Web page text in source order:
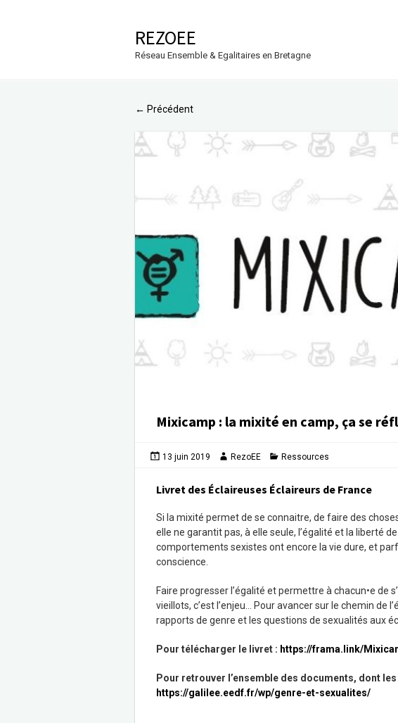
REZOEE
Réseau Ensemble & Egalitaires en Bretagne
← Précédent
Mixicamp : la mixité en camp, ça se
13 juin 2019 RezoEE Ressources
Livret des Éclaireuses Éclaireurs de France
Si la mixité permet de se connaitre, de faire des
elle ne garantit pas, à elle seule, l’égalité et la liberté
comportements sexistes ont encore la vie dure, et
conscience.
Faire progresser l’égalité et permettre à chacun•e de
vieillots, c’est l’enjeu… Pour avancer sur le chemin de
rapports de genre et les questions de sexualités aux
Pour télécharger le livret : https://frama.link/
Pour retrouver l’ensemble des documents, dont
https://galilee.eedf.fr/wp/genre-et-sexualites/